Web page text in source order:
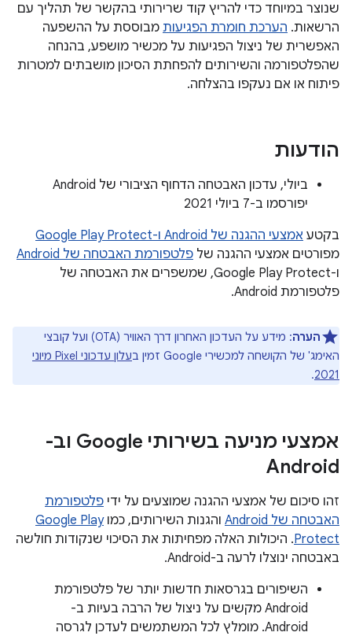
שנוצר במיוחד כדי להריץ קוד שרירותי בהקשר של תהליך עם
הרשאות. הערכת חומרת הפגיעות מבוססת על ההשפעה
האפשרית של ניצול הפגיעות על מכשיר מושפע, בהנחה
שהפלטפורמה והשירותים להפחתת הסיכון מושבתים למטרות
פיתוח או אם נעקפו בהצלחה.
הודעות
ביולי, עדכון האבטחה הדחוף הציבורי של Android
יפורסמו ב-7 ביולי 2021
בקטע אמצעי ההגנה של Android ו-Google Play Protect
מפורטים אמצעי ההגנה של פלטפורמת האבטחה של Android
ו-Google Play Protect, שמשפרים את האבטחה של
פלטפורמת Android.
הערה
: מידע על העדכון האחרון דרך האוויר (OTA) ועל קובצי
האימג' של הקושחה למכשירי Google זמין ב
עלון עדכוני Pixel מיוני
2021
.
אמצעי מניעה בשירותי Google וב-
Android
זהו סיכום של אמצעי ההגנה שמוצעים על ידי פלטפורמת
האבטחה של Android
והגנות השירותים, כמוGoogle Play
Protect. היכולות האלה מפחיתות את הסיכוי שנקודות חולשה
באבטחה ינוצלו לרעה ב-Android.
השיפורים בגרסאות חדשות יותר של פלטפורמת
Android מקשים על ניצול של הרבה בעיות ב-
Android. מומלץ לכל המשתמשים לעדכן לגרסה